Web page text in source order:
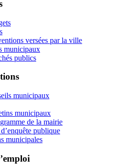
versées par la ville
municipaux
publics
municipaux
municipaux
de la mairie
publique
municipales